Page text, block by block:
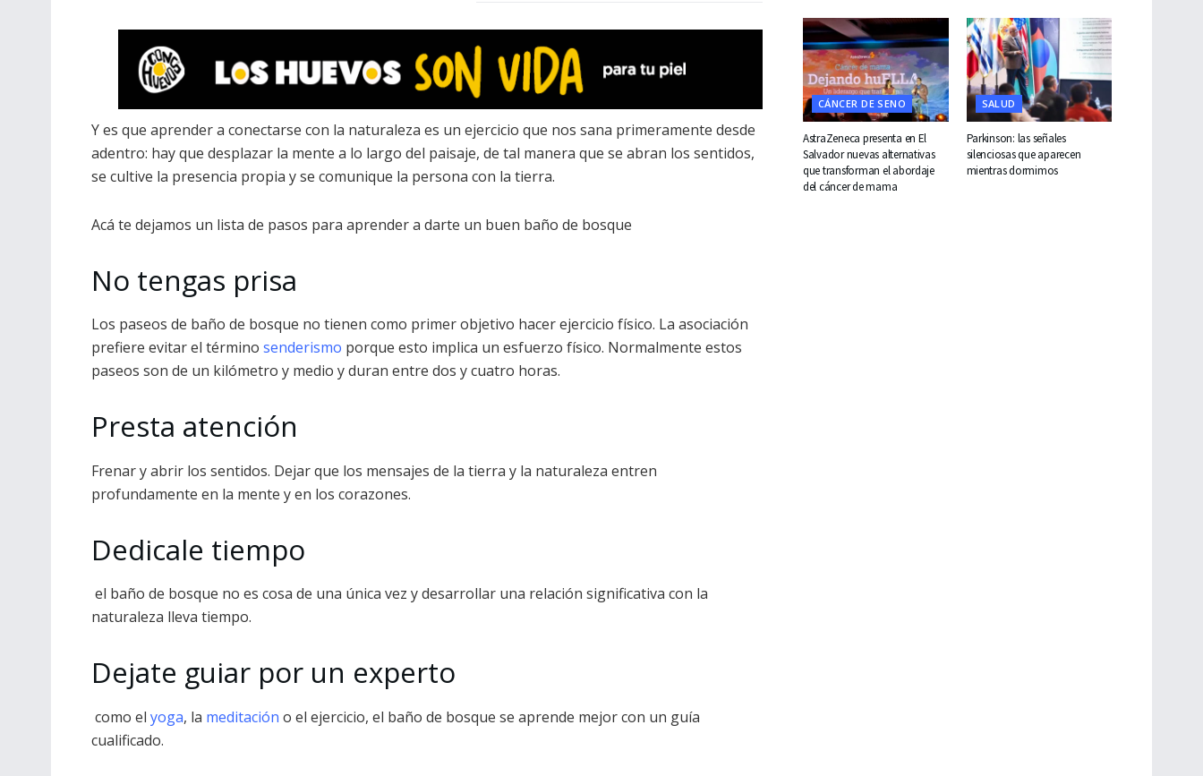
Y es que aprender a conectarse con la naturaleza es un ejercicio que nos sana primeramente desde
adentro: hay que desplazar la mente a lo largo del paisaje, de tal manera que se abran los sentidos,
se cultive la presencia propia y se comunique la persona con la tierra.
Acá te dejamos un lista de pasos para aprender a darte un buen baño de bosque
No tengas prisa
Los paseos de baño de bosque no tienen como primer objetivo hacer ejercicio físico. La asociación
prefiere evitar el término senderismo porque esto implica un esfuerzo físico. Normalmente estos
paseos son de un kilómetro y medio y duran entre dos y cuatro horas.
Presta atención
Frenar y abrir los sentidos. Dejar que los mensajes de la tierra y la naturaleza entren
profundamente en la mente y en los corazones.
Dedicale tiempo
el baño de bosque no es cosa de una única vez y desarrollar una relación significativa con la
naturaleza lleva tiempo.
Dejate guiar por un experto
como el yoga, la meditación o el ejercicio, el baño de bosque se aprende mejor con un guía
cualificado.
CÁNCER DE SENO
AstraZeneca presenta en El
Salvador nuevas alternativas
que transforman el abordaje
del cáncer de mama
SALUD
Parkinson: las señales
silenciosas que aparecen
mientras dormimos